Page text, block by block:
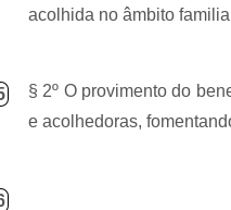
acolhida no âmbito
§ 2º O provimento do
e acolhedoras,